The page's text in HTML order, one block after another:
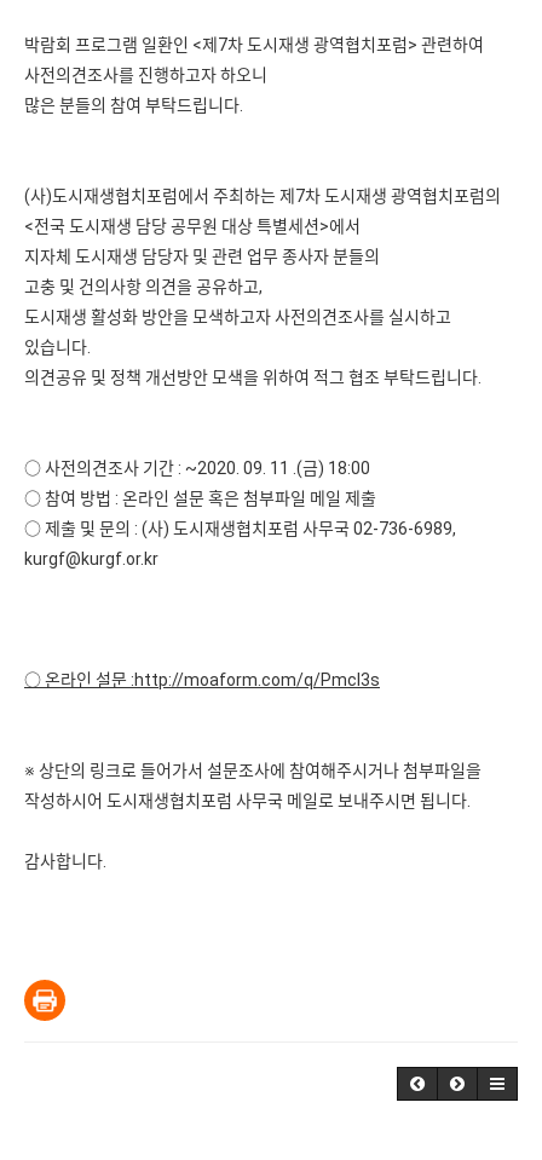
박람회 프로그램 일환인 <제7차 도시재생 광역협치포럼> 관련하여
사전의견조사를 진행하고자 하오니
많은 분들의 참여 부탁드립니다.
(사)도시재생협치포럼에서 주최하는 제7차 도시재생 광역협치포럼의
<전국 도시재생 담당 공무원 대상 특별세션>에서
지자체 도시재생 담당자 및 관련 업무 종사자 분들의
고충 및 건의사항 의견을 공유하고,
도시재생 활성화 방안을 모색하고자 사전의견조사를 실시하고
있습니다.
의견공유 및 정책 개선방안 모색을 위하여 적그 협조 부탁드립니다.
○ 사전의견조사 기간 : ~2020. 09. 11 .(금) 18:00
○ 참여 방법 : 온라인 설문 혹은 첨부파일 메일 제출
○ 제출 및 문의 : (사) 도시재생협치포럼 사무국 02-736-6989,
kurgf@kurgf.or.kr
○ 온라인 설문 :http://moaform.com/q/Pmcl3s
※ 상단의 링크로 들어가서 설문조사에 참여해주시거나 첨부파일을
작성하시어 도시재생협치포럼 사무국 메일로 보내주시면 됩니다.
감사합니다.